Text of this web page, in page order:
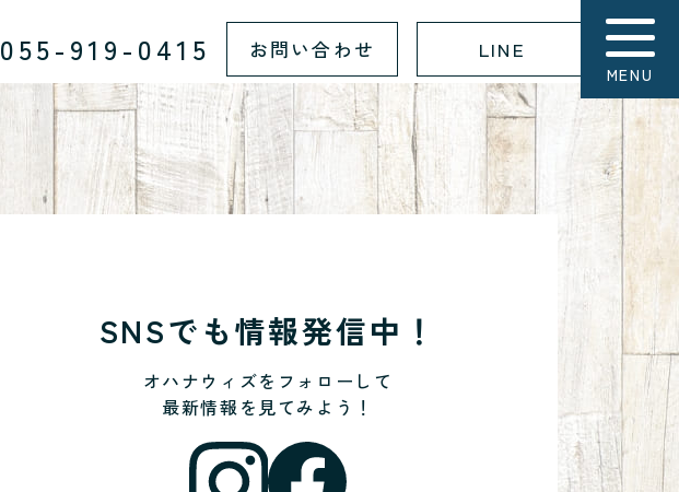
055-919-0415 お問い合わせ LINE
MENU
SNSでも情報発信中！
オハナウィズをフォローして
最新情報を見てみよう！